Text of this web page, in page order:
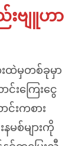
းဗျူဟာ
းထဲမှတစ်ခုမှာ
းကြေးငွေ
းကစား
မစ်များကို